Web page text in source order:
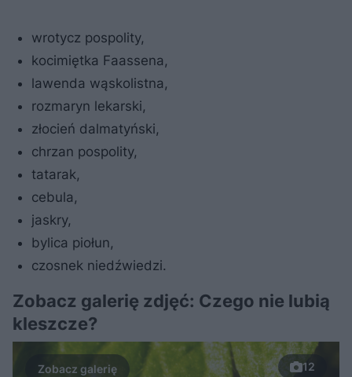
wrotycz pospolity,
kocimiętka Faassena,
lawenda wąskolistna,
rozmaryn lekarski,
złocień dalmatyński,
chrzan pospolity,
tatarak,
cebula,
jaskry,
bylica piołun,
czosnek niedźwiedzi.
Zobacz galerię zdjęć: Czego nie lubią
kleszcze?
12